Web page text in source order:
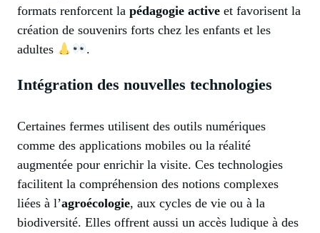
formats renforcent la pédagogie active et favorisent la
création de souvenirs forts chez les enfants et les
adultes
.
Intégration des nouvelles technologies
Certaines fermes utilisent des outils numériques
comme des applications mobiles ou la réalité
augmentée pour enrichir la visite. Ces technologies
facilitent la compréhension des notions complexes
liées à l’agroécologie, aux cycles de vie ou à la
biodiversité. Elles offrent aussi un accès ludique à des